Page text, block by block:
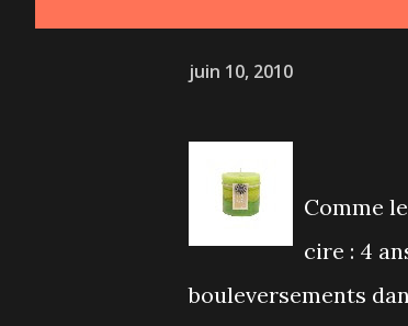
juin 10, 2010
Comme
cire : 4
bouleversements